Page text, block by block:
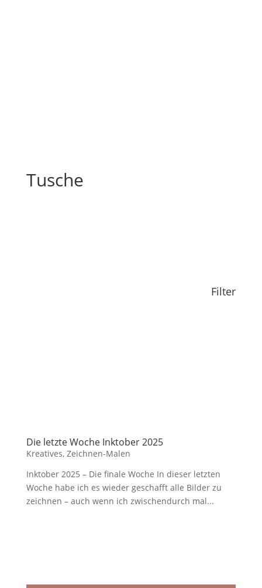
Tusche
Filter
Die letzte Woche Inktober 2025
Kreatives, Zeichnen-Malen
Inktober 2025 – Die finale Woche In dieser letzten
Woche habe ich es wieder geschafft alle Bilder zu
zeichnen – auch wenn ich zwischendurch mal...